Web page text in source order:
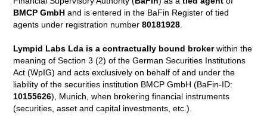
BMCP GmbH and is entered in the BaFin Register of tied
agents under registration number80181928.
Lympid Labs Lda is a contractually bound brokerwithin the
meaning of Section 3 (2) of the German Securities Institutions
Act (WpIG) and acts exclusively on behalf of and under the
liability of the securities institution BMCP GmbH (BaFin-ID:
10155626), Munich, when brokering financial instruments
(securities, asset and capital investments, etc.).